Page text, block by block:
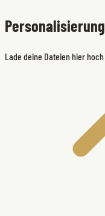
Personalisierung
Lade deine Dateien hier hoch